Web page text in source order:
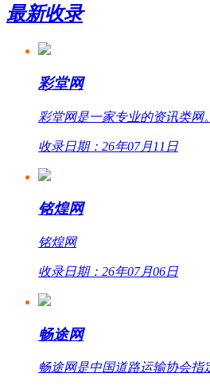
最新收录
彩堂网
彩堂网是一家专业的资讯类网
收录日期：26年07月11日
铭煌网
铭煌网
收录日期：26年07月06日
畅途网
畅途网是中国道路运输协会指